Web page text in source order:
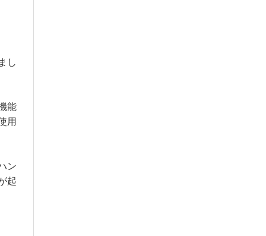
し
能
用
ン
起